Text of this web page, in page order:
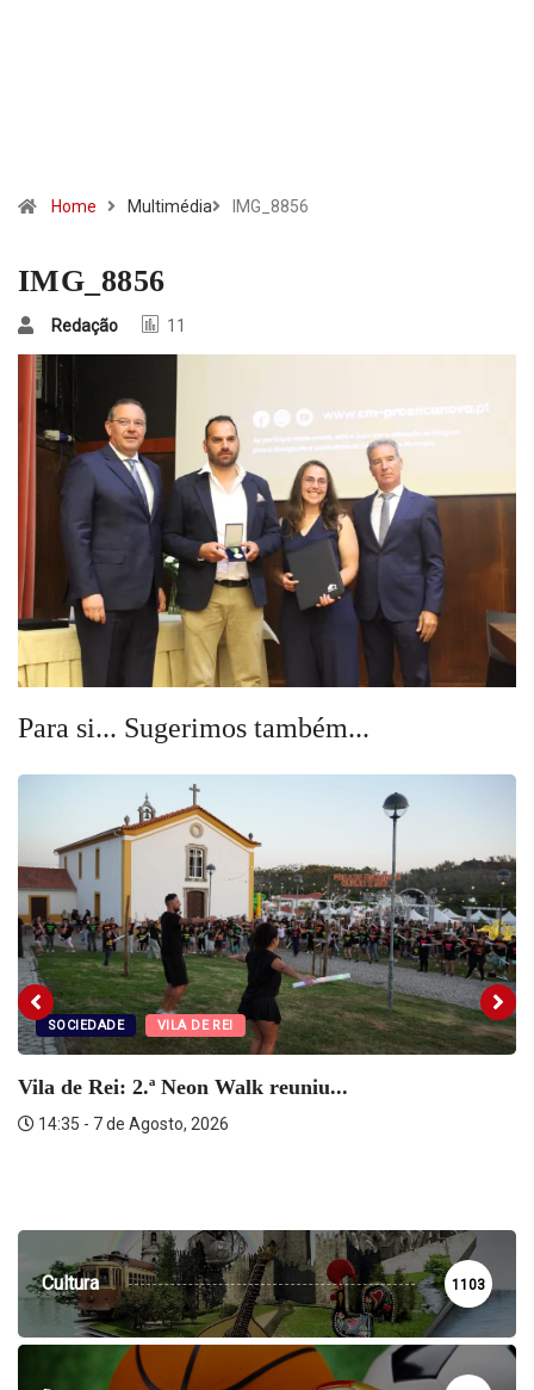
Home Multimédia IMG_8856
IMG_8856
Redação 11
Para si... Sugerimos também...
SOCIEDADE VILA DE REI
Vila de Rei: 2.ª Neon Walk reuniu...
14:35 - 7 de Agosto, 2026
Cultura 1103